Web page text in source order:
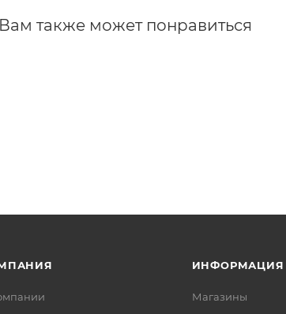
Вам также может понравиться
ИНФОРМАЦИЯ
Магазины